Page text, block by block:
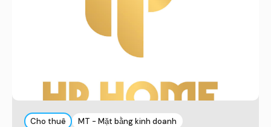
Cho thuê MT - Mặt bằng kinh doanh